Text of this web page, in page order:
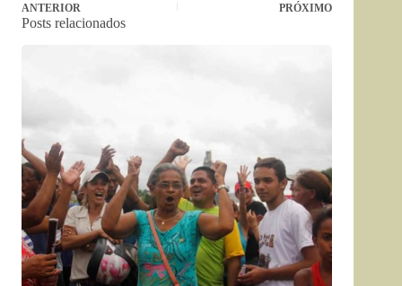
ANTERIOR PRÓXIMO
Posts relacionados